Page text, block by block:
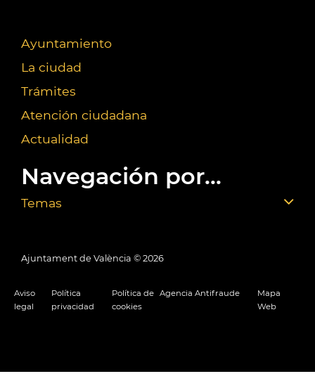
Ayuntamiento
La ciudad
Trámites
Atención ciudadana
Actualidad
Navegación por...
Temas
Ajuntament de València © 2026
Aviso
legal
Política
privacidad
Política de
cookies
Agencia Antifraude
Mapa
Web